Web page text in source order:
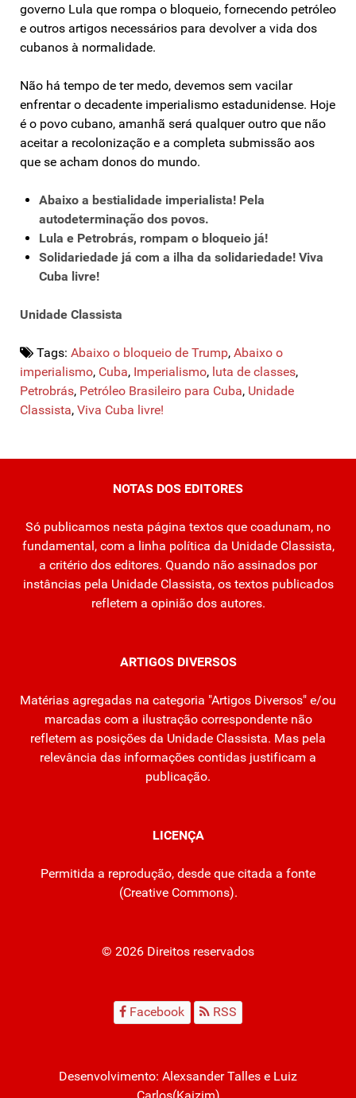
governo Lula que rompa o bloqueio, fornecendo petróleo
e outros artigos necessários para devolver a vida dos
cubanos à normalidade.
Não há tempo de ter medo, devemos sem vacilar
enfrentar o decadente imperialismo estadunidense. Hoje
é o povo cubano, amanhã será qualquer outro que não
aceitar a recolonização e a completa submissão aos
que se acham donos do mundo.
Abaixo a bestialidade imperialista! Pela
autodeterminação dos povos.
Lula e Petrobrás, rompam o bloqueio já!
Solidariedade já com a ilha da solidariedade! Viva
Cuba livre!
Unidade Classista
Tags: Abaixo o bloqueio de Trump, Abaixo o
imperialismo, Cuba, Imperialismo, luta de classes,
Petrobrás, Petróleo Brasileiro para Cuba, Unidade
Classista, Viva Cuba livre!
NOTAS DOS EDITORES
Só publicamos nesta página textos que coadunam, no
fundamental, com a linha política da Unidade Classista,
a critério dos editores. Quando não assinados por
instâncias pela Unidade Classista, os textos publicados
refletem a opinião dos autores.
ARTIGOS DIVERSOS
Matérias agregadas na categoria "Artigos Diversos" e/ou
marcadas com a ilustração correspondente não
refletem as posições da Unidade Classista. Mas pela
relevância das informações contidas justificam a
publicação.
LICENÇA
Permitida a reprodução, desde que citada a fonte
(Creative Commons).
© 2026 Direitos reservados
Facebook RSS
Desenvolvimento: Alexsander Talles e Luiz